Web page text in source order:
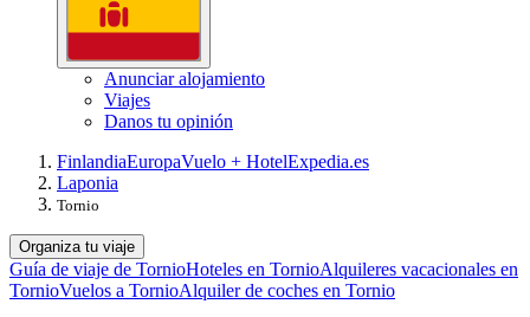
Anunciar alojamiento
Viajes
Danos tu opinión
FinlandiaEuropaVuelo + HotelExpedia.es
Laponia
Tornio
Organiza tu viaje
Guía de viaje de TornioHoteles en TornioAlquileres vacacionales en
TornioVuelos a TornioAlquiler de coches en Tornio